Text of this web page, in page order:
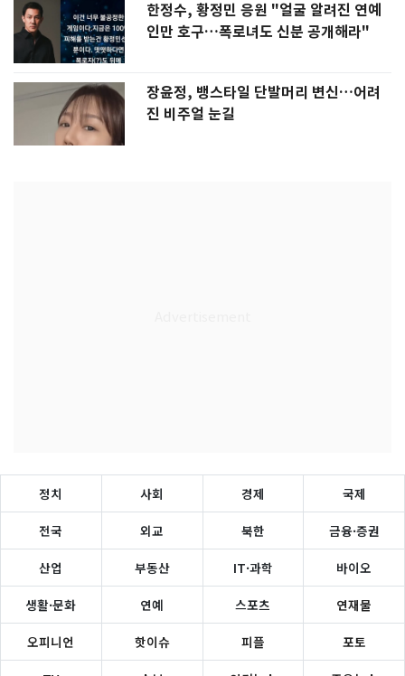
한정수, 황정민 응원 "얼굴 알려진 연예
인만 호구…폭로녀도 신분 공개해라"
장윤정, 뱅스타일 단발머리 변신…어려
진 비주얼 눈길
정치 사회 경제 국제
전국 외교 북한 금융·증권
산업 부동산 IT·과학 바이오
생활·문화 연예 스포츠 연재물
오피니언 핫이슈 피플 포토